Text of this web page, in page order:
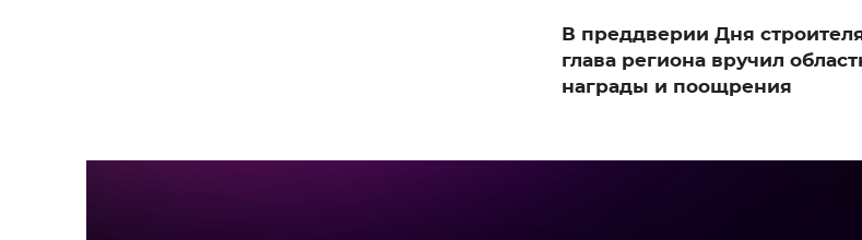
В преддверии Дня
глава региона вручил
награды и поощрения